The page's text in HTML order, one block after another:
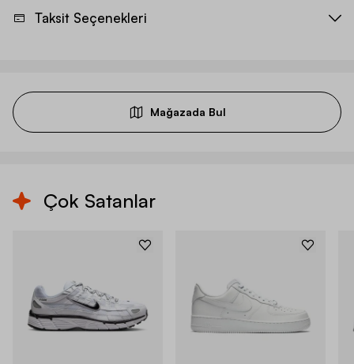
Taksit Seçenekleri
Mağazada Bul
Çok Satanlar